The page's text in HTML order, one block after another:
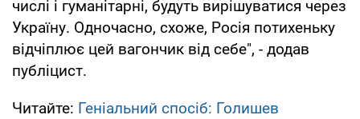
числі і гуманітарні, будуть вирішуватися через
Україну. Одночасно, схоже, Росія потихеньку
відчіплює цей вагончик від себе", - додав
публіцист.
Читайте: Геніальний спосіб: Голишев